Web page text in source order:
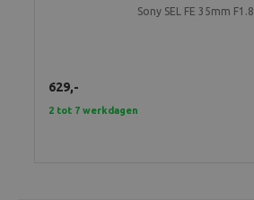
Sony SEL FE 35mm F1.8
629,-
2 tot 7 werkdagen